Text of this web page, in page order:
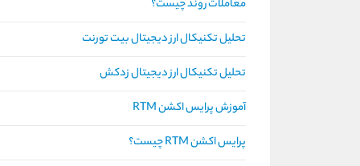
معاملات روند چیست؟
تحلیل تکنیکال ارز دیجیتال بیت تورنت
تحلیل تکنیکال ارز دیجیتال زدکش
آموزش پرایس اکشن RTM
پرایس اکشن RTM چیست؟